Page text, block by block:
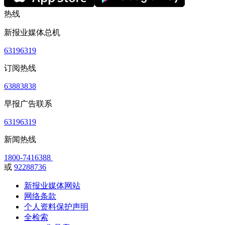
热线
新报业媒体总机
63196319
订阅热线
63883838
早报广告联系
63196319
新闻热线
1800-7416388
或 92288736
新报业媒体网站
网络条款
个人资料保护声明
全检索